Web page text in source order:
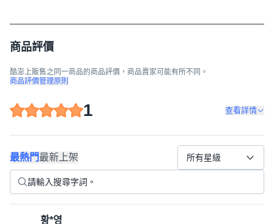
商品評價
酷澎上販售之同一商品的商品評價，商品賣家可能有所不同。
商品評價管理原則
1 查看詳情
最熱門最新上架 所有星級
황*영